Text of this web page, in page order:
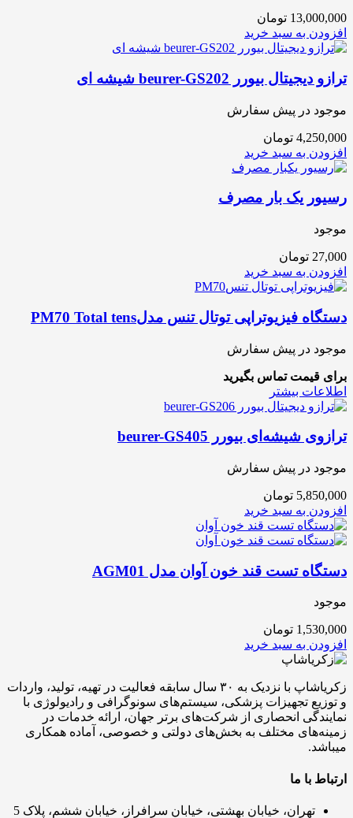
13,000,000 تومان
افزودن به سبد خرید
ترازو دیجیتال بیورر beurer-GS202 شیشه ای
موجود در پیش سفارش
4,250,000 تومان
افزودن به سبد خرید
رسیور یک بار مصرف
موجود
27,000 تومان
افزودن به سبد خرید
دستگاه فیزیوتراپی توتال تنس مدلPM70 Total tens
موجود در پیش سفارش
برای قیمت تماس بگیرید
اطلاعات بیشتر
ترازوی شیشه‌ای بیورر beurer-GS405
موجود در پیش سفارش
5,850,000 تومان
افزودن به سبد خرید
دستگاه تست قند خون آوان مدل AGM01
موجود
1,530,000 تومان
افزودن به سبد خرید
زکریاشاپ با نزدیک به ۳۰ سال سابقه فعالیت در تهیه، تولید، واردات
و توزیع تجهیزات پزشکی، سیستم‌های سونوگرافی و رادیولوژی با
نمایندگی انحصاری از شرکت‌های برتر جهان، ارائه خدمات در
زمینه‌های مختلف به بخش‌های دولتی و خصوصی، آماده همکاری
میباشد.
ارتباط با ما
تهران، خیابان بهشتی، خیابان سرافراز، خیابان ششم، پلاک 5